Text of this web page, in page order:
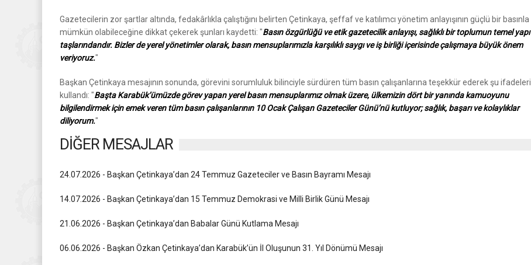
Gazetecilerin zor şartlar altında, fedakârlıkla çalıştığını belirten Çetinkaya, şeffaf ve katılımcı yönetim anlayışının güçlü bir basınla
mümkün olabileceğine dikkat çekerek şunları kaydetti: "Basın özgürlüğü ve etik gazetecilik anlayışı, sağlıklı bir toplumun temel yapı
taşlarındandır. Bizler de yerel yönetimler olarak, basın mensuplarımızla karşılıklı saygı ve iş birliği içerisinde çalışmaya büyük önem
veriyoruz."
Başkan Çetinkaya mesajının sonunda, görevini sorumluluk bilinciyle sürdüren tüm basın çalışanlarına teşekkür ederek şu ifadeleri
kullandı: "Başta Karabük’ümüzde görev yapan yerel basın mensuplarımız olmak üzere, ülkemizin dört bir yanında kamuoyunu
bilgilendirmek için emek veren tüm basın çalışanlarının 10 Ocak Çalışan Gazeteciler Günü’nü kutluyor; sağlık, başarı ve kolaylıklar
diliyorum."
DİĞER MESAJLAR
24.07.2026 - Başkan Çetinkaya’dan 24 Temmuz Gazeteciler ve Basın Bayramı Mesajı
14.07.2026 - Başkan Çetinkaya’dan 15 Temmuz Demokrasi ve Milli Birlik Günü Mesajı
21.06.2026 - Başkan Çetinkaya’dan Babalar Günü Kutlama Mesajı
06.06.2026 - Başkan Özkan Çetinkaya’dan Karabük’ün İl Oluşunun 31. Yıl Dönümü Mesajı